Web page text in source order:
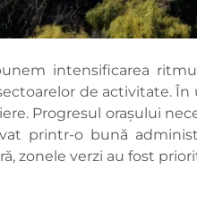
intensificarea
de activitate.
Progresul oraşului
printr-o bună
zonele verzi au fost